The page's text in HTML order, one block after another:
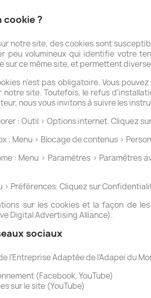
cookie ?
notre site, des cookies sont
peu volumineux qui identifie votre
sur ce même site, et permettent
n’est pas obligatoire. Vous
site. Toutefois, le refus
nous vous invitons à suivre les
: Outil > Options internet. Cliquez
: Menu > Blocage de contenus >
: Menu > Paramètres >
> Préférences. Cliquez sur
sur les cookies et la façon de
Digital Advertising Alliance).
sociaux
l’Entreprise Adaptée de l’Adapei du
(Facebook, YouTube)
sur le site (YouTube)